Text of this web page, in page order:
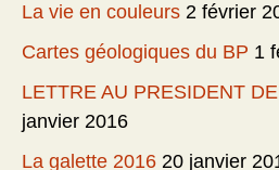
La vie en couleurs 2 février
Cartes géologiques du BP 1
LETTRE AU PRESIDENT
janvier 2016
La galette 2016 20 janvier